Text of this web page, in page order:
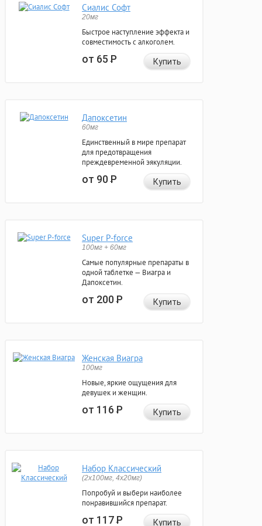
Сиалис Софт
20мг
Быстрое наступление эффекта и
совместимость с алкоголем.
от 65Р Купить
Дапоксетин
60мг
Единственный в мире препарат
для предотвращения
преждевременной эякуляции.
от 90Р Купить
Super P-force
100мг + 60мг
Самые популярные препараты в
одной таблетке — Виагра и
Дапоксетин.
от 200Р Купить
Женская Виагра
100мг
Новые, яркие ощущения для
девушек и женщин.
от 116Р Купить
Набор Классический
(2x100мг, 4x20мг)
Попробуй и выбери наиболее
понравившийся препарат.
от 117Р Купить